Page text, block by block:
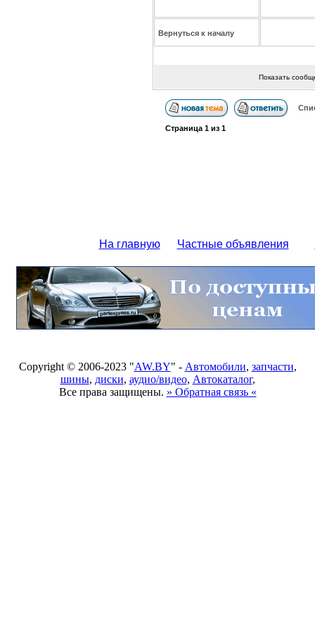
Вернуться к началу
Показать
Страница 1из 1
На главную Частные объявления
Copyright © 2006-2023 "AW.BY" - Автомобили, запчасти,
шины, диски, аудио/видео, Автокаталог,
Все права защищены. » Обратная связь «